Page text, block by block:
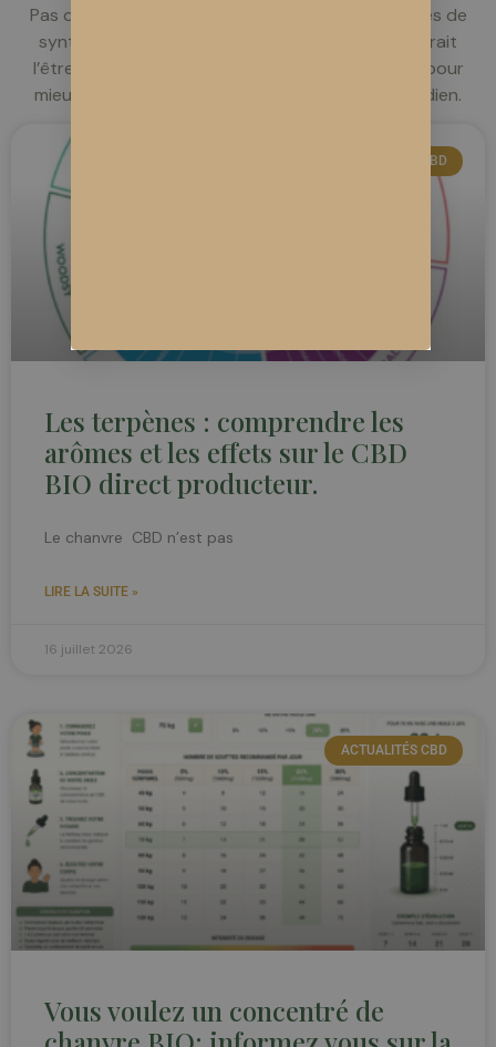
Pas de raccourcis, pas de chimie, pas de molécules de
synthèse. Juste du chanvre cultivé comme il devrait
l’être.Conseils, études et histoires de la ferme — pour
mieux comprendre le chanvre et le CBD au quotidien.
ACTUALITÉS CBD
Les terpènes : comprendre les
arômes et les effets sur le CBD
BIO direct producteur.
Le chanvre CBD n’est pas
LIRE LA SUITE »
16 juillet 2026
ACTUALITÉS CBD
Vous voulez un concentré de